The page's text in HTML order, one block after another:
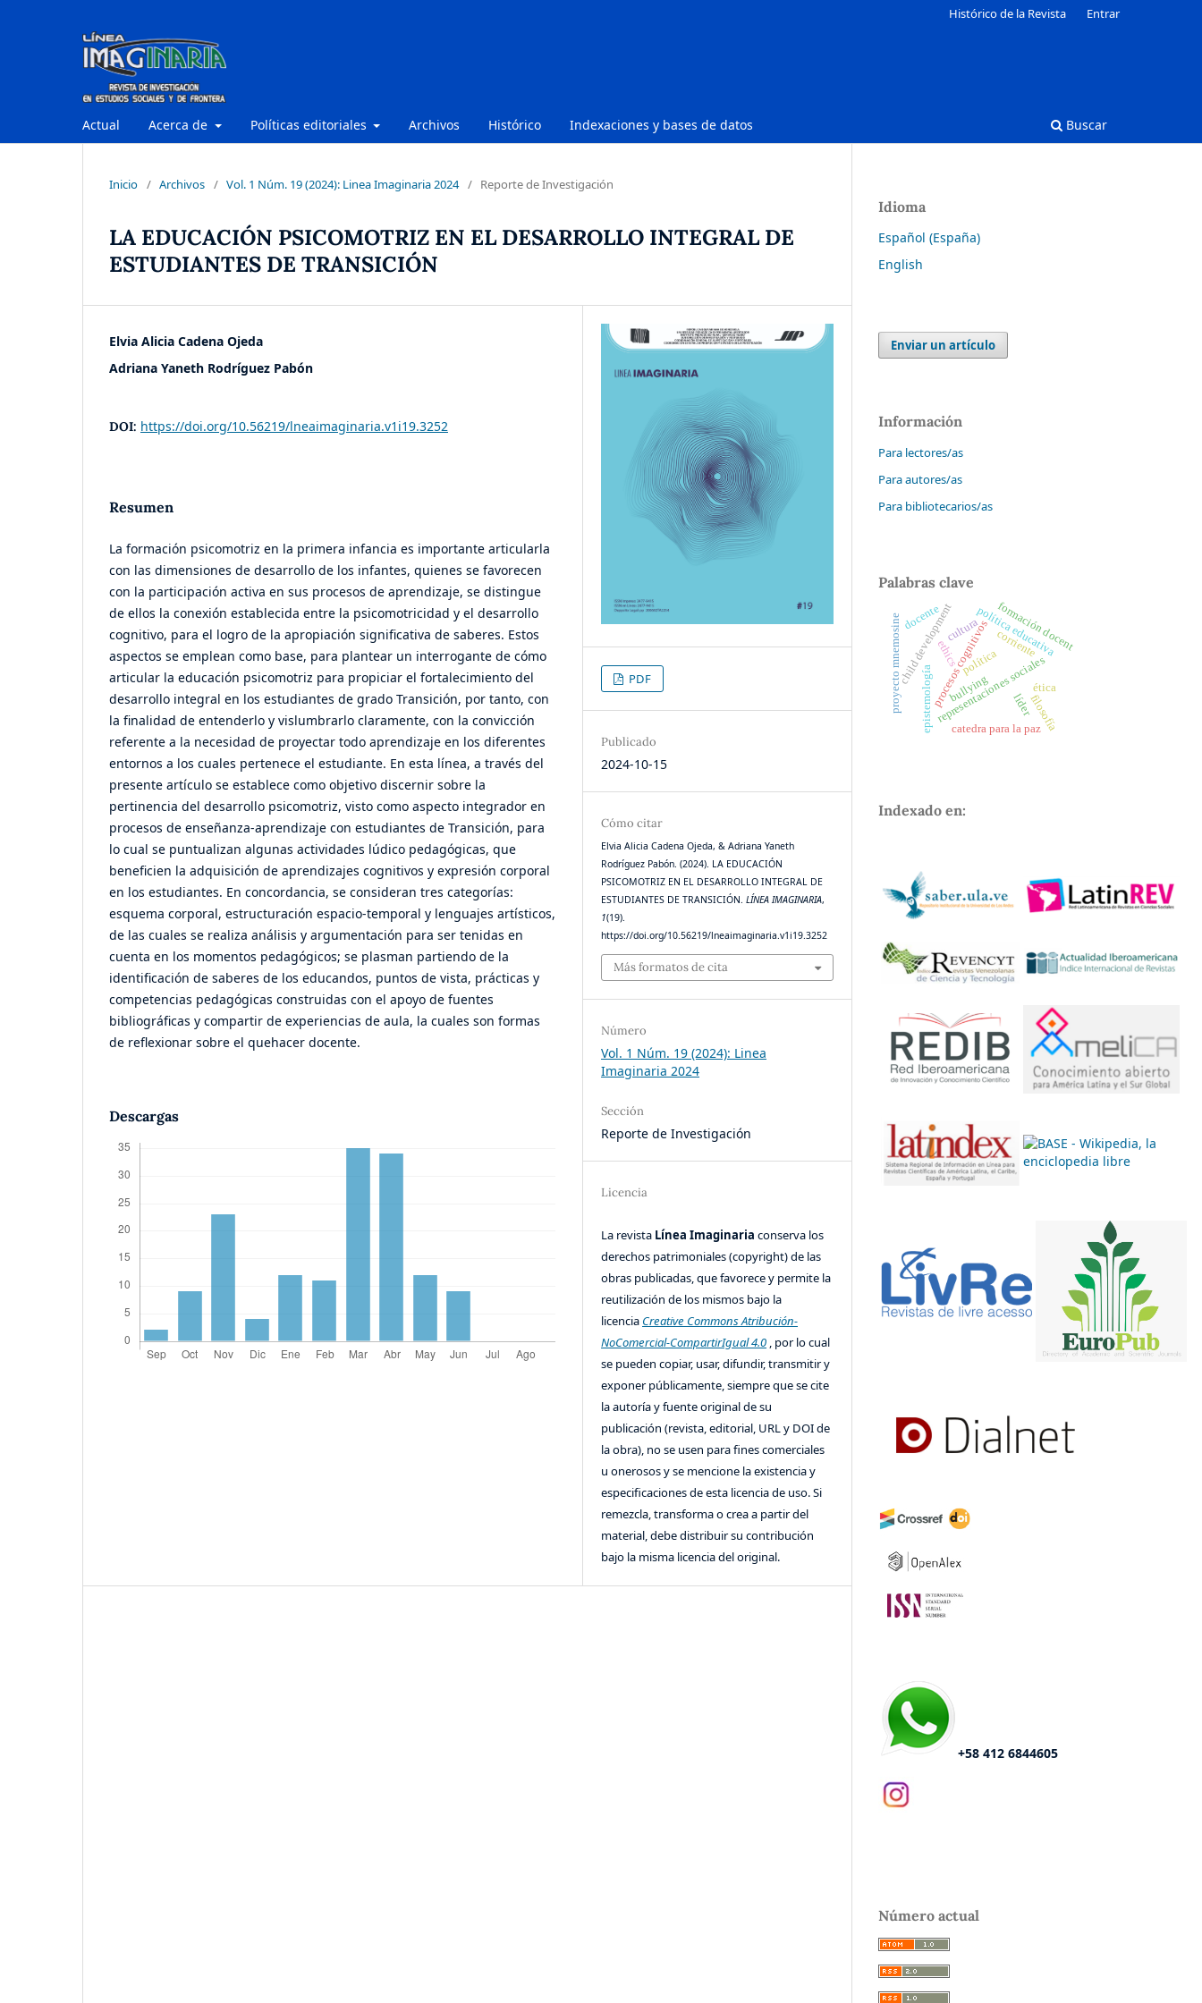
Actual Acerca de Políticas editoriales Archivos Histórico Indexaciones y bases de datos Buscar
Histórico de la Revista Entrar
Inicio / Archivos / Vol. 1 Núm. 19 (2024): Linea Imaginaria 2024 / Reporte de Investigación
LA EDUCACIÓN PSICOMOTRIZ EN EL DESARROLLO INTEGRAL DE
ESTUDIANTES DE TRANSICIÓN
Elvia Alicia Cadena Ojeda
Adriana Yaneth Rodríguez Pabón
DOI: https://doi.org/10.56219/lneaimaginaria.v1i19.3252
Resumen
La formación psicomotriz en la primera infancia es importante articularla
con las dimensiones de desarrollo de los infantes, quienes se favorecen
con la participación activa en sus procesos de aprendizaje, se distingue
de ellos la conexión establecida entre la psicomotricidad y el desarrollo
cognitivo, para el logro de la apropiación significativa de saberes. Estos
aspectos se emplean como base, para plantear un interrogante de cómo
articular la educación psicomotriz para propiciar el fortalecimiento del
desarrollo integral en los estudiantes de grado Transición, por tanto, con
la finalidad de entenderlo y vislumbrarlo claramente, con la convicción
referente a la necesidad de proyectar todo aprendizaje en los diferentes
entornos a los cuales pertenece el estudiante. En esta línea, a través del
presente artículo se establece como objetivo discernir sobre la
pertinencia del desarrollo psicomotriz, visto como aspecto integrador en
procesos de enseñanza-aprendizaje con estudiantes de Transición, para
lo cual se puntualizan algunas actividades lúdico pedagógicas, que
beneficien la adquisición de aprendizajes cognitivos y expresión corporal
en los estudiantes. En concordancia, se consideran tres categorías:
esquema corporal, estructuración espacio-temporal y lenguajes artísticos,
de las cuales se realiza análisis y argumentación para ser tenidas en
cuenta en los momentos pedagógicos; se plasman partiendo de la
identificación de saberes de los educandos, puntos de vista, prácticas y
competencias pedagógicas construidas con el apoyo de fuentes
bibliográficas y compartir de experiencias de aula, la cuales son formas
de reflexionar sobre el quehacer docente.
Descargas
PDF
Publicado
2024-10-15
Cómo citar
Elvia Alicia Cadena Ojeda, & Adriana Yaneth
Rodríguez Pabón. (2024). LA EDUCACIÓN
PSICOMOTRIZ EN EL DESARROLLO INTEGRAL DE
ESTUDIANTES DE TRANSICIÓN.LÍNEA IMAGINARIA,
1(19).
https://doi.org/10.56219/lneaimaginaria.v1i19.3252
Más formatos de cita
Número
Vol. 1 Núm. 19 (2024): Linea
Imaginaria 2024
Sección
Reporte de Investigación
Licencia
La revista Línea Imaginariaconserva los
derechos patrimoniales (copyright) de las
obras publicadas, que favorece y permite la
reutilización de los mismos bajo la
licencia Creative Commons Atribución-
NoComercial-CompartirIgual 4.0 , por lo cual
se pueden copiar, usar, difundir, transmitir y
exponer públicamente, siempre que se cite
la autoría y fuente original de su
publicación (revista, editorial, URL y DOI de
la obra), no se usen para fines comerciales
u onerosos y se mencione la existencia y
especificaciones de esta licencia de uso. Si
remezcla, transforma o crea a partir del
material, debe distribuir su contribución
bajo la misma licencia del original.
Idioma
Español (España)
English
Enviar un artículo
Información
Para lectores/as
Para autores/as
Para bibliotecarios/as
Palabras clave
representaciones sociales
líder
política educativa
procesos cognitivos
política
ética
ethics
child development
epistemología
corriente
filosofía
catedra para la paz
proyecto mnemosine formación docent
bullying
docente cultura
Indexado en:
+58 412 6844605
Número actual